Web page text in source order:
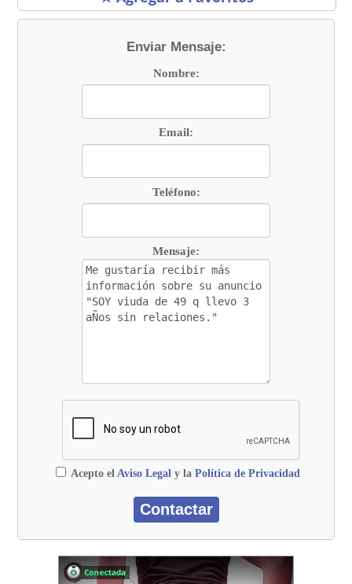
Enviar Mensaje:
Nombre:
Email:
Teléfono:
Mensaje:
Acepto el Aviso Legaly la Política de Privacidad